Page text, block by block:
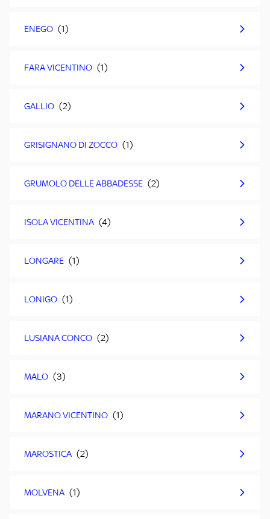
ENEGO
FARA VICENTINO
GALLIO
GRISIGNANO DI ZOCCO
GRUMOLO DELLE ABBADESSE
ISOLA VICENTINA
LONGARE
LONIGO
LUSIANA CONCO
MALO
MARANO VICENTINO
MAROSTICA
MOLVENA